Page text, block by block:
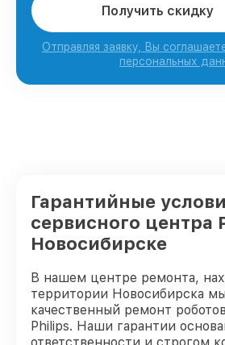
Получить скидку
Отправляя заявку, Вы
персональных
Гарантийные
сервисного центра
Новосибирске
В нашем центре ремонта,
территории Новосибирска
качественный ремонт
Philips. Наши гарантии